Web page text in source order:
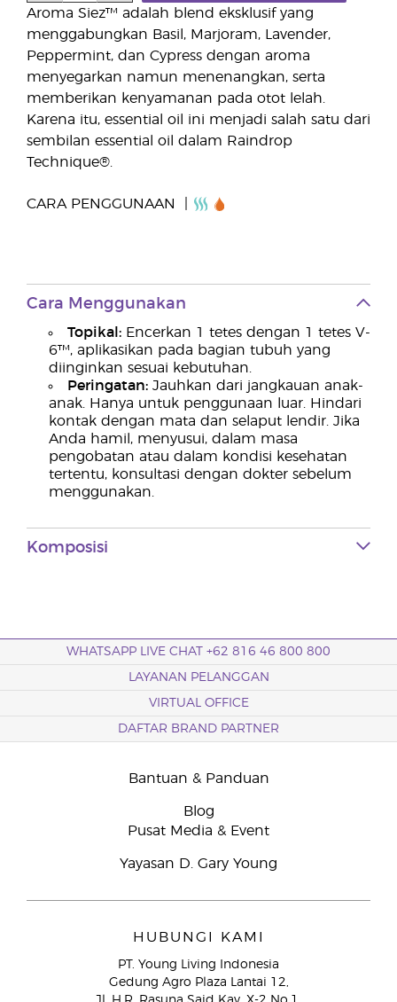
Aroma Siez™ adalah blend eksklusif yang
menggabungkan Basil, Marjoram, Lavender,
Peppermint, dan Cypress dengan aroma
menyegarkan namun menenangkan, serta
memberikan kenyamanan pada otot lelah.
Karena itu, essential oil ini menjadi salah satu dari
sembilan essential oil dalam Raindrop
Technique®.
CARA PENGGUNAAN
Cara Menggunakan
Topikal: Encerkan 1 tetes dengan 1 tetes V-
6™, aplikasikan pada bagian tubuh yang
diinginkan sesuai kebutuhan.
Peringatan: Jauhkan dari jangkauan anak-
anak. Hanya untuk penggunaan luar. Hindari
kontak dengan mata dan selaput lendir. Jika
Anda hamil, menyusui, dalam masa
pengobatan atau dalam kondisi kesehatan
tertentu, konsultasi dengan dokter sebelum
menggunakan.
Komposisi
WHATSAPP LIVE CHAT +62 816 46 800 800
LAYANAN PELANGGAN
VIRTUAL OFFICE
DAFTAR BRAND PARTNER
Bantuan & Panduan
Blog
Pusat Media & Event
Yayasan D. Gary Young
HUBUNGI KAMI
PT. Young Living Indonesia
Gedung Agro Plaza Lantai 12,